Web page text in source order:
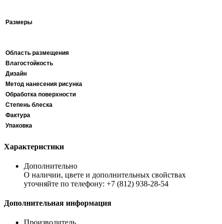
Размеры
Область размещения
Влагостойкость
Дизайн
Метод нанесения рисунка
Обработка поверхности
Степень блеска
Фактура
Упаковка
Характеристики
Дополнительно
О наличии, цвете и дополнительных свойствах
уточняйте по телефону: +7 (812) 938-28-54
Дополнительная информация